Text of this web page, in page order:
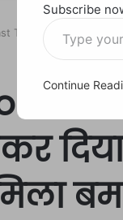
‘सबको कब्र में दफन
दिया
Subscribe
Type
your
email…
Continue